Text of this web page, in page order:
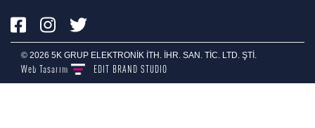
© 2026 5K GRUP ELEKTRONİK İTH. İHR. SAN. TİC. LTD. ŞTİ.
Web Tasarım EDIT BRAND STUDIO